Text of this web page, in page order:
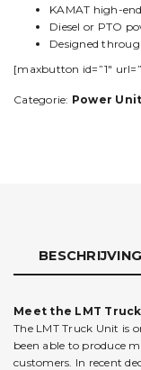
KAMAT high-
Diesel or PTO
Designed
[maxbutton id=”1″
Categorie: Power
BESCHRIJVING
Meet the LMT
The LMT Truck Unit is
been able to produce
customers. In recent